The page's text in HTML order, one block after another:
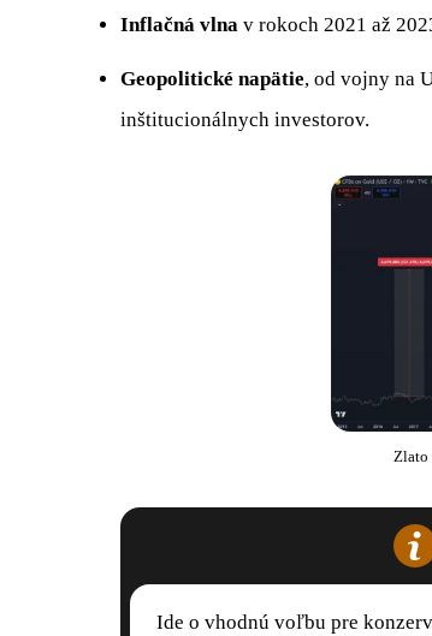
Inflačná vlna v rokoch 2021 až
Geopolitické napätie, od vojny na
inštitucionálnych investorov.
Zlato
Ide o vhodnú voľbu pre